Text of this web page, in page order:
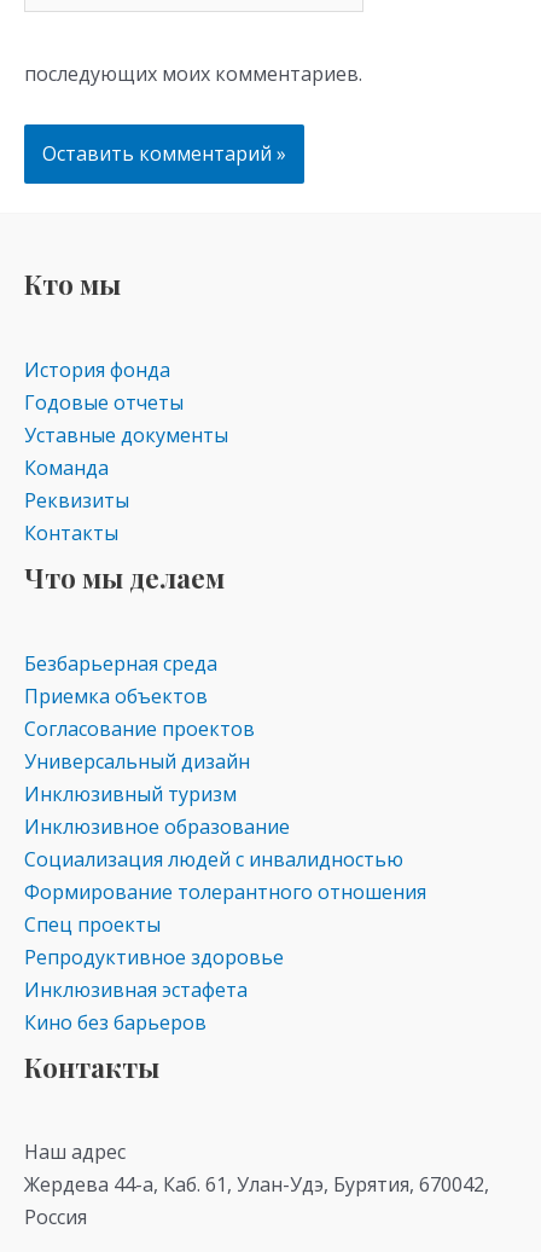
последующих моих комментариев.
Кто мы
История фонда
Годовые отчеты
Уставные документы
Команда
Реквизиты
Контакты
Что мы делаем
Безбарьерная среда
Приемка объектов
Согласование проектов
Универсальный дизайн
Инклюзивный туризм
Инклюзивное образование
Социализация людей с инвалидностью
Формирование толерантного отношения
Спец проекты
Репродуктивное здоровье
Инклюзивная эстафета
Кино без барьеров
Контакты
Наш адрес
Жердева 44-а, Каб. 61, Улан-Удэ, Бурятия, 670042,
Россия